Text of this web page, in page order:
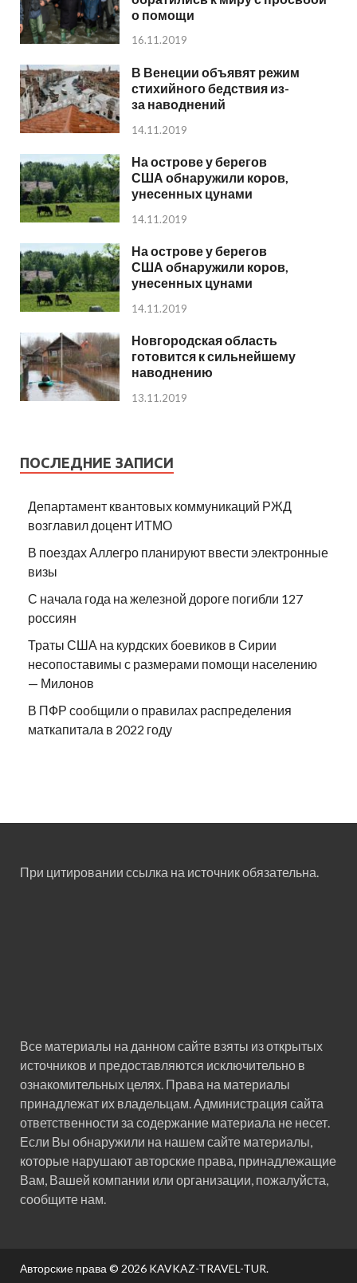
о помощи
16.11.2019
В Венеции объявят режим
стихийного бедствия из-
за наводнений
14.11.2019
На острове у берегов
США обнаружили коров,
унесенных цунами
14.11.2019
На острове у берегов
США обнаружили коров,
унесенных цунами
14.11.2019
Новгородская область
готовится к сильнейшему
наводнению
13.11.2019
ПОСЛЕДНИЕ ЗАПИСИ
Департамент квантовых коммуникаций РЖД
возглавил доцент ИТМО
В поездах Аллегро планируют ввести электронные
визы
С начала года на железной дороге погибли 127
россиян
Траты США на курдских боевиков в Сирии
несопоставимы с размерами помощи населению
— Милонов
В ПФР сообщили о правилах распределения
маткапитала в 2022 году
При цитировании ссылка на источник обязательна.
Все материалы на данном сайте взяты из открытых
источников и предоставляются исключительно в
ознакомительных целях. Права на материалы
принадлежат их владельцам. Администрация сайта
ответственности за содержание материала не несет.
Если Вы обнаружили на нашем сайте материалы,
которые нарушают авторские права, принадлежащие
Вам, Вашей компании или организации, пожалуйста,
сообщите нам.
Авторские права © 2026 KAVKAZ-TRAVEL-TUR.